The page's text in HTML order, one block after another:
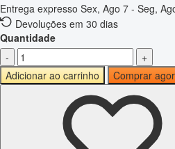
Entrega expresso Sex, Ago 7 - Seg,
Devoluções em 30 dias
Quantidade
-
+
Adicionar ao carrinho
Comprar